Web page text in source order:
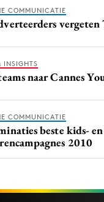
COMMUNICATIE
INSIGHTS
naar Cannes
COMMUNICATIE
beste kids- en
2010